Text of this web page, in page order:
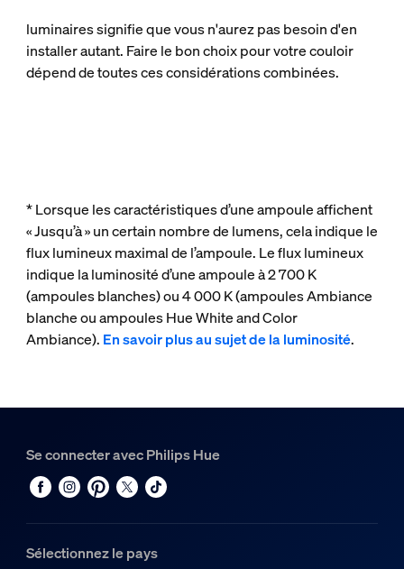
luminaires signifie que vous n'aurez pas besoin d'en
installer autant. Faire le bon choix pour votre couloir
dépend de toutes ces considérations combinées.
* Lorsque les caractéristiques d’une ampoule affichent
« Jusqu’à » un certain nombre de lumens, cela indique le
flux lumineux maximal de l’ampoule. Le flux lumineux
indique la luminosité d’une ampoule à 2 700 K
(ampoules blanches) ou 4 000 K (ampoules Ambiance
blanche ou ampoules Hue White and Color
Ambiance). En savoir plus au sujet de la luminosité.
Se connecter avec Philips Hue
Sélectionnez le pays